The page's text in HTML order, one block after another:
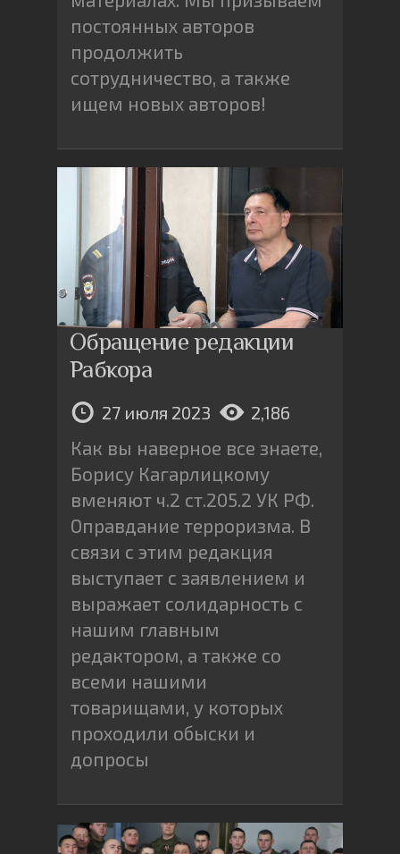
постоянных авторов
продолжить
сотрудничество, а также
ищем новых авторов!
Обращение редакции
Рабкора
27 июля 2023 2,186
Как вы наверное все знаете,
Борису Кагарлицкому
вменяют ч.2 ст.205.2 УК РФ.
Оправдание терроризма. В
связи с этим редакция
выступает с заявлением и
выражает солидарность с
нашим главным
редактором, а также со
всеми нашими
товарищами, у которых
проходили обыски и
допросы